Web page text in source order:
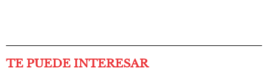
TE PUEDE INTERESAR